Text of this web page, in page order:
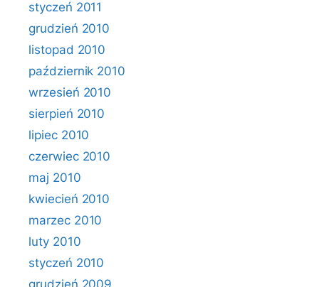
styczeń 2011
grudzień 2010
listopad 2010
październik 2010
wrzesień 2010
sierpień 2010
lipiec 2010
czerwiec 2010
maj 2010
kwiecień 2010
marzec 2010
luty 2010
styczeń 2010
grudzień 2009